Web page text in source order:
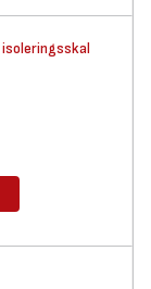
isoleringsskal